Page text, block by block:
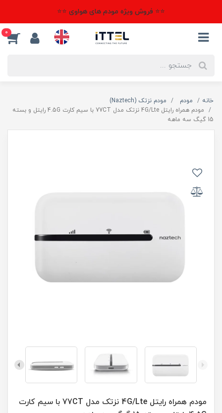
⭐⭐ فروش ویژه مودم های هواوی ⭐⭐
0
خانه مودم
مودم نزتک (Naztech)
مودم همراه رایتل 4G/Lte نزتک مدل 77CT با سیم کارت 4.5G رایتل و بسته
15 گیگ سه ماهه
مودم همراه رایتل 4G/Lte نزتک مدل 77CT با سیم کارت